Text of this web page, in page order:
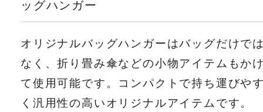
ッグハンガー
オリジナルバッグハンガーはバッグだけで
なく、折り畳み傘などの小物アイテムもか
て使用可能です。コンパクトで持ち運びや
く汎用性の高いオリジナルアイテムです。